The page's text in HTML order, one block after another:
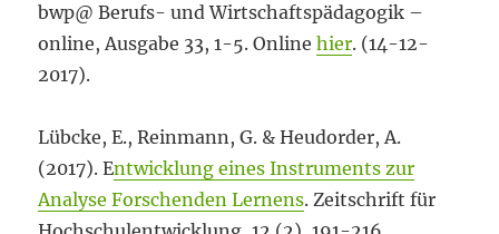
bwp@ Berufs- und Wirtschaftspädagogik –
online, Ausgabe 33, 1-5. Onlinehier. (14-12-
2017).
Lübcke, E., Reinmann, G. & Heudorder, A.
(2017). Entwicklung eines Instruments zur
Analyse Forschenden Lernens. Zeitschrift für